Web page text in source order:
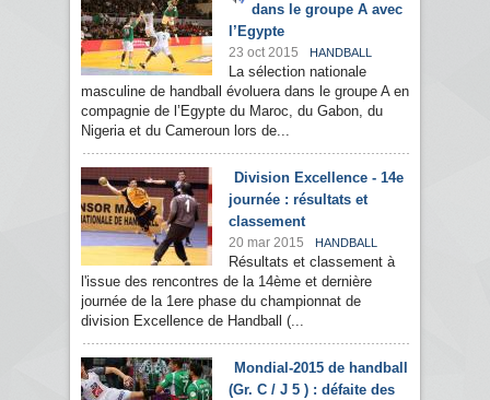
dans le groupe A avec
l’Egypte
23 oct 2015 HANDBALL
La sélection nationale
masculine de handball évoluera dans le groupe A en
compagnie de l’Egypte du Maroc, du Gabon, du
Nigeria et du Cameroun lors de...
Division Excellence - 14e
journée : résultats et
classement
20 mar 2015 HANDBALL
Résultats et classement à
l'issue des rencontres de la 14ème et dernière
journée de la 1ere phase du championnat de
division Excellence de Handball (...
Mondial-2015 de handball
(Gr. C / J 5 ) : défaite des